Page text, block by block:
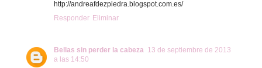
http://andreafdezpiedra.blogspot.com.es/
Responder Eliminar
Bellas sin perder la cabeza 13 de septiembre de 2013
a las 14:50